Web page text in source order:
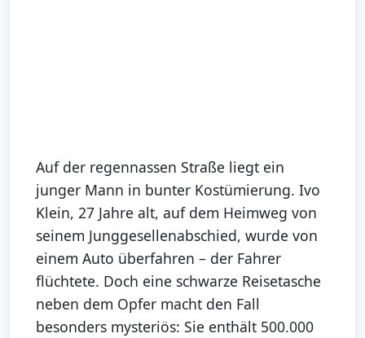
Auf der regennassen Straße liegt ein
junger Mann in bunter Kostümierung. Ivo
Klein, 27 Jahre alt, auf dem Heimweg von
seinem Junggesellenabschied, wurde von
einem Auto überfahren – der Fahrer
flüchtete. Doch eine schwarze Reisetasche
neben dem Opfer macht den Fall
besonders mysteriös: Sie enthält 500.000